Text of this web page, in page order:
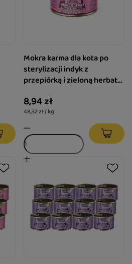
Mokra karma dla kota po
sterylizacji indyk z
przepiórką i zieloną herbatą
Pasztet & Filet 185 g
8,94 zł
48,32 zł / kg